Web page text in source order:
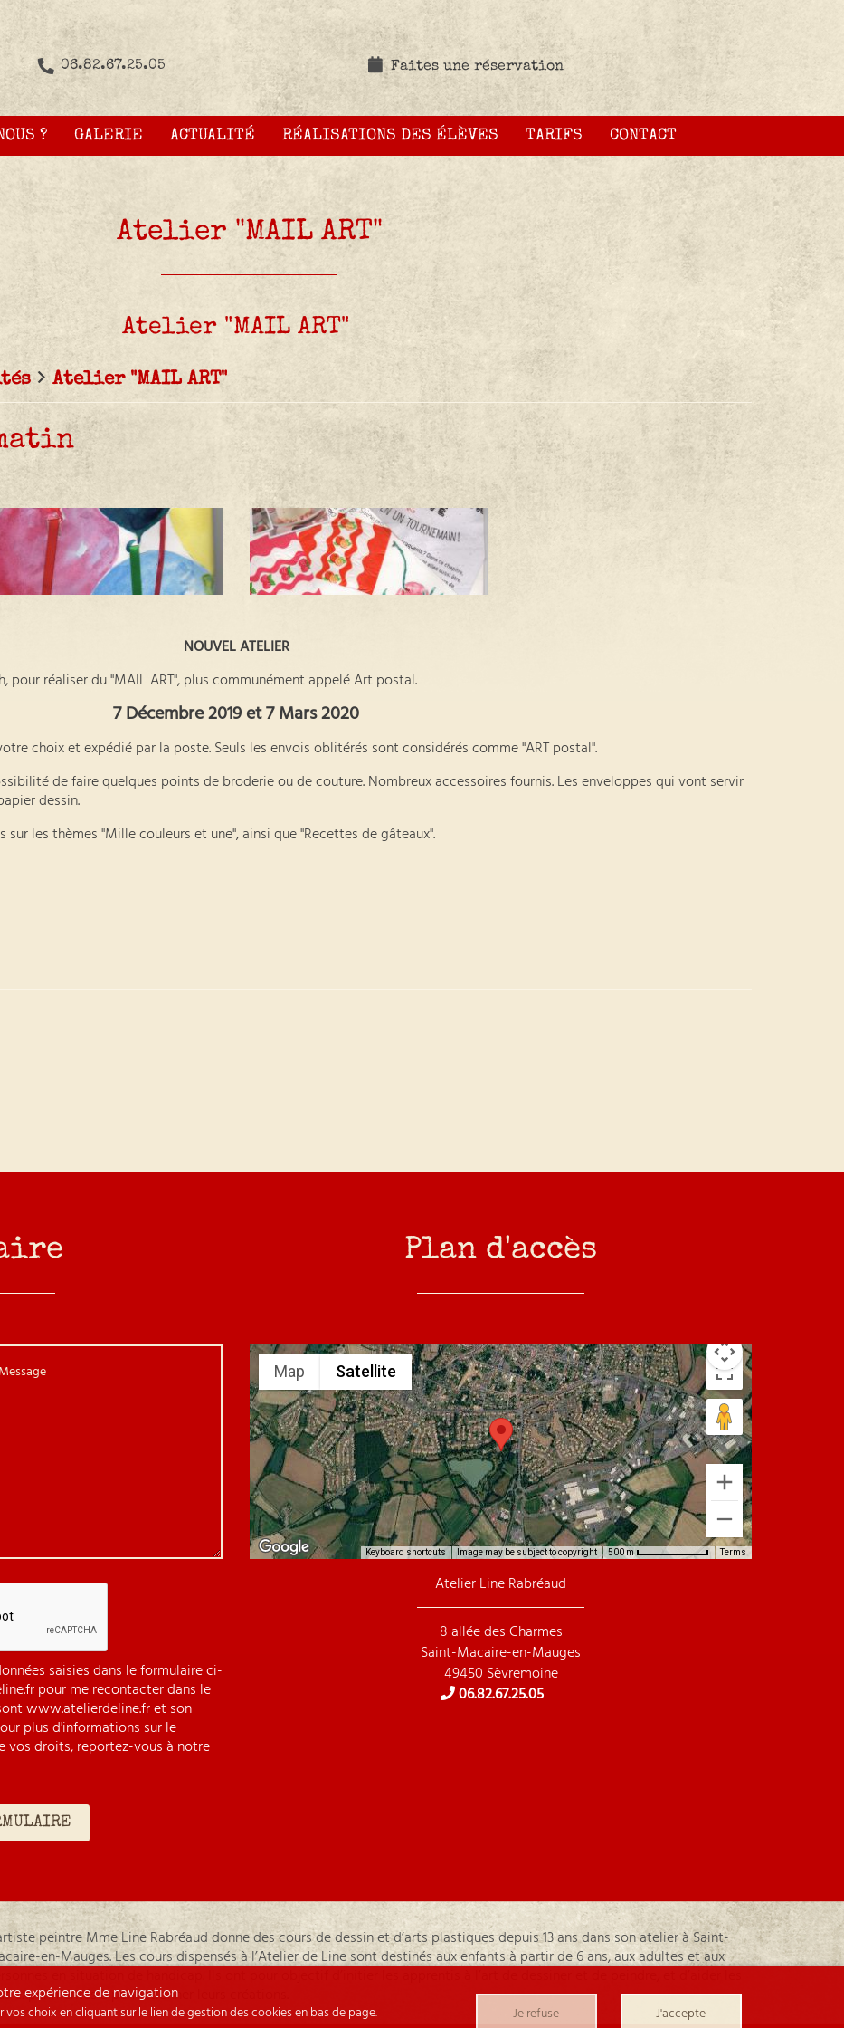
06.82.67.25.05 Faites une réservation
? GALERIE ACTUALITÉ RÉALISATIONS DES ÉLÈVES TARIFS CONTACT
Atelier "MAIL ART"
Atelier "MAIL ART"
NOUVEL ATELIER
pour réaliser du "MAIL ART", plus communément appelé Art postal.
7 Décembre 2019 et 7 Mars 2020
choix et expédié par la poste. Seuls les envois oblitérés sont considérés comme "ART postal".
de faire quelques points de broderie ou de couture. Nombreux accessoires fournis. Les enveloppes qui vont servir
dessin.
les thèmes "Mille couleurs et une", ainsi que "Recettes de gâteaux".
Atelier "MAIL ART"
Message
saisies dans le formulaire ci-
pour me recontacter dans le
www.atelierdeline.fr et son
plus d'informations sur le
vos droits, reportez-vous à notre
Plan d'accès
Map Satellite
Keyboard shortcuts Image may be subject to copyright 500 m Terms
Atelier Line Rabréaud
8 allée des Charmes
Saint-Macaire-en-Mauges
49450 Sèvremoine
06.82.67.25.05
peintre Mme Line Rabréaud donne des cours de dessin et d’arts plastiques depuis 13 ans dans son atelier à Saint-
en-Mauges. Les cours dispensés à l’Atelier de Line sont destinés aux enfants à partir de 6 ans, aux adultes et aux
expérimentés à perfectionner leurs créations.
expérience de navigation
choix en cliquant sur le lien de gestion des cookies en bas de page. Je refuse J'accepte